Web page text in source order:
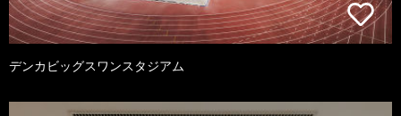
デンカビッグスワンスタジアム